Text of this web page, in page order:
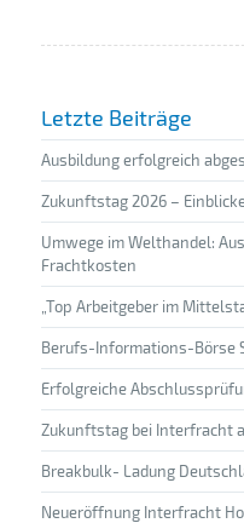
Letzte Beiträge
Ausbildung erfolgreich
Zukunftstag 2026 –
Umwege im Welthandel:
Frachtkosten
„Top Arbeitgeber im
Berufs-Informations-Börse
Erfolgreiche
Zukunftstag bei Interfracht
Breakbulk- Ladung
Neueröffnung Interfracht